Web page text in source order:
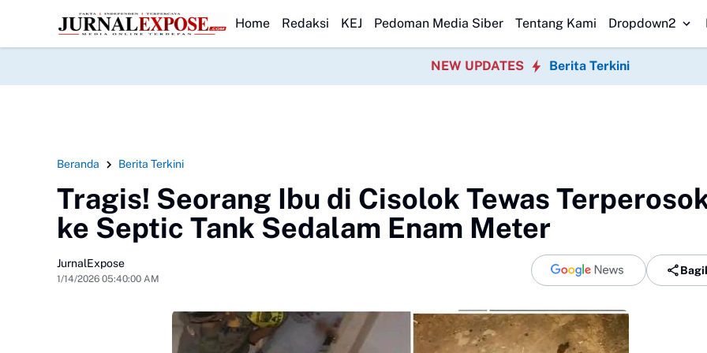
HEADLINE
Usut Kematian WindaForwatu Banten Soroti Dugaan Penyimpangan Program P3TGAI 2026 Bersama Warga Sobang Gotong
Home Redaksi KEJ Pedoman Media Siber Tentang Kami Dropdown2
NEW UPDATES Berita Terkini
Beranda Berita Terkini
Tragis! Seorang Ibu di Cisolok Tewas
ke Septic Tank Sedalam Enam Meter
JurnalExpose
1/14/2026 05:40:00 AM